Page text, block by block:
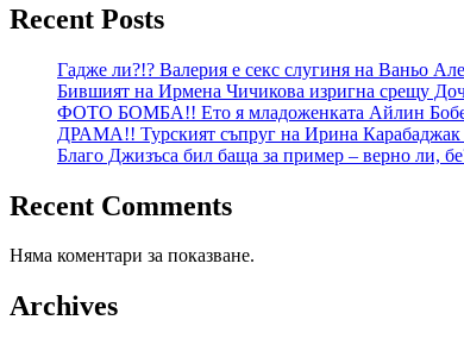
Recent Posts
Гадже ли?!? Валерия е секс слугиня на Ваньо
Бившият на Ирмена Чичикова изригна срещу
ФОТО БОМБА!! Ето я младоженката Айлин
ДРАМА!! Турският съпруг на Ирина Карабаджак
Благо Джизъса бил баща за пример – верно ли,
Recent Comments
Няма коментари за показване.
Archives